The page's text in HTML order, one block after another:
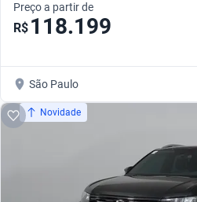
Preço a partir de
R$ 118.199
São Paulo
Novidade